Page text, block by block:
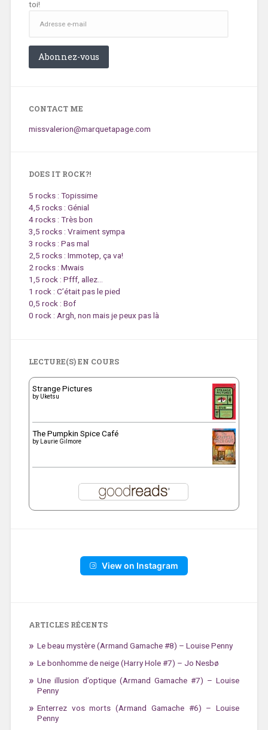
toi!
mail
Abonnez-vous
CONTACT ME
missvalerion@marquetapage.com
DOES IT ROCK?!
5 rocks : Topissime
4,5 rocks : Génial
4 rocks : Très bon
3,5 rocks : Vraiment sympa
3 rocks : Pas mal
2,5 rocks : Immotep, ça va!
2 rocks : Mwais
1,5 rock : Pfff, allez…
1 rock : C’était pas le pied
0,5 rock : Bof
0 rock : Argh, non mais je peux pas là
LECTURE(S) EN COURS
Strange Pictures
by Uketsu
The Pumpkin Spice Café
by Laurie Gilmore
View on Instagram
ARTICLES RÉCENTS
Le beau mystère (Armand Gamache #8) – Louise Penny
Le bonhomme de neige (Harry Hole #7) – Jo Nesbø
Une illusion d’optique (Armand Gamache #7) – Louise
Penny
Enterrez vos morts (Armand Gamache #6) – Louise
Penny